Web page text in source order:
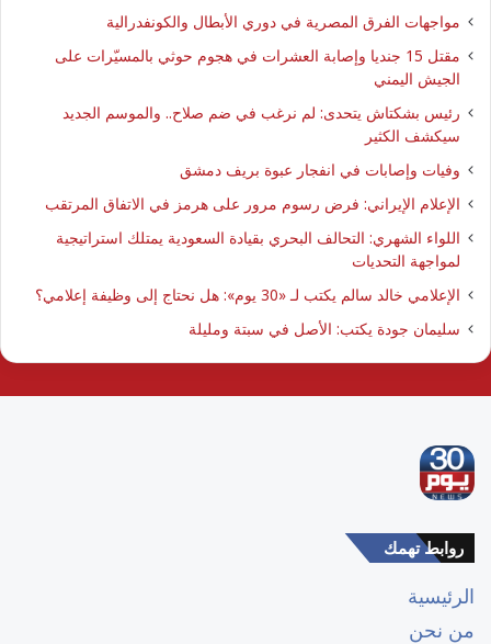
مواجهات الفرق المصرية في دوري الأبطال والكونفدرالية
مقتل 15 جنديا وإصابة العشرات في هجوم حوثي بالمسيّرات على
الجيش اليمني
رئيس بشكتاش يتحدى: لم نرغب في ضم صلاح.. والموسم الجديد
سيكشف الكثير
وفيات وإصابات في انفجار عبوة بريف دمشق
الإعلام الإيراني: فرض رسوم مرور على هرمز في الاتفاق المرتقب
اللواء الشهري: التحالف البحري بقيادة السعودية يمتلك استراتيجية
لمواجهة التحديات
الإعلامي خالد سالم يكتب لـ «30 يوم»: هل نحتاج إلى وظيفة إعلامي؟
سليمان جودة يكتب: الأصل في سبتة ومليلة
روابط تهمك
الرئيسية
من نحن